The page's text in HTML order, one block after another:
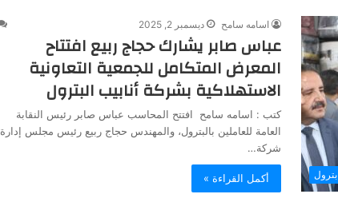
بترول
اسامه سامح ديسمبر 2, 2025
عباس صابر يشارك حجاج ربيع افتتاح
المعرض المتكامل للجمعية التعاونية
الاستهلاكية بشركة أنابيب البترول
كتب : اسامه سامح افتتح المحاسب عباس صابر رئيس النقابة
العامة للعاملين بالبترول، والمهندس حجاج ربيع رئيس مجلس إدارة
شركة…
أكمل القراءة »